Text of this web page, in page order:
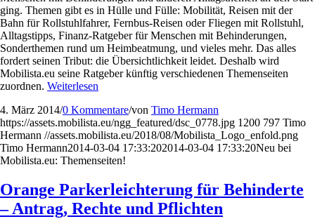
ging. Themen gibt es in Hülle und Fülle: Mobilität, Reisen mit der
Bahn für Rollstuhlfahrer, Fernbus-Reisen oder Fliegen mit Rollstuhl,
Alltagstipps, Finanz-Ratgeber für Menschen mit Behinderungen,
Sonderthemen rund um Heimbeatmung, und vieles mehr. Das alles
fordert seinen Tribut: die Übersichtlichkeit leidet. Deshalb wird
Mobilista.eu seine Ratgeber künftig verschiedenen Themenseiten
zuordnen. Weiterlesen
4. März 2014/0 Kommentare/von Timo Hermann
https://assets.mobilista.eu/ngg_featured/dsc_0778.jpg 1200 797 Timo
Hermann //assets.mobilista.eu/2018/08/Mobilista_Logo_enfold.png
Timo Hermann2014-03-04 17:33:202014-03-04 17:33:20Neu bei
Mobilista.eu: Themenseiten!
Orange Parkerleichterung für Behinderte
– Antrag, Rechte und Pflichten